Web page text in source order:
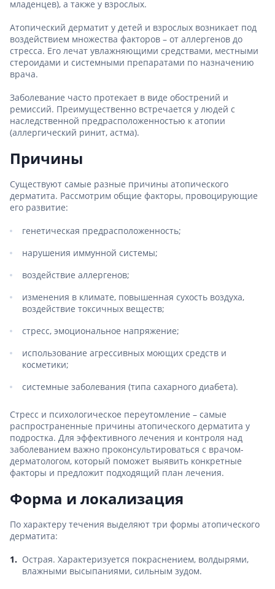
младенцев), а также у взрослых.
Атопический дерматит у детей и взрослых возникает под
воздействием множества факторов – от аллергенов до
стресса. Его лечат увлажняющими средствами, местными
стероидами и системными препаратами по назначению
врача.
Заболевание часто протекает в виде обострений и
ремиссий. Преимущественно встречается у людей с
наследственной предрасположенностью к атопии
(аллергический ринит, астма).
Причины
Существуют самые разные причины атопического
дерматита. Рассмотрим общие факторы, провоцирующие
его развитие:
генетическая предрасположенность;
нарушения иммунной системы;
воздействие аллергенов;
изменения в климате, повышенная сухость воздуха,
воздействие токсичных веществ;
стресс, эмоциональное напряжение;
использование агрессивных моющих средств и
косметики;
системные заболевания (типа сахарного диабета).
Стресс и психологическое переутомление – самые
распространенные причины атопического дерматита у
подростка. Для эффективного лечения и контроля над
заболеванием важно проконсультироваться с врачом-
дерматологом, который поможет выявить конкретные
факторы и предложит подходящий план лечения.
Форма и локализация
По характеру течения выделяют три формы атопического
дерматита:
Острая. Характеризуется покраснением, волдырями,
влажными высыпаниями, сильным зудом.